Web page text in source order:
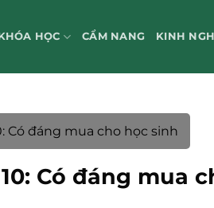
HỌC CẨM NANG KINH
Có đáng mua cho học sinh
Có đáng mua